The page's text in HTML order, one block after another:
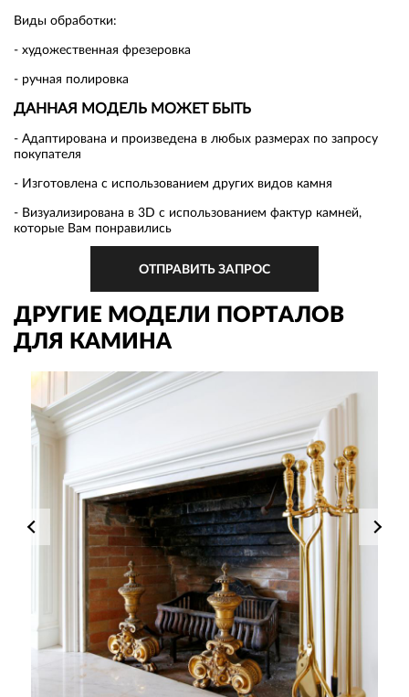
Виды обработки:
- художественная фрезеровка
- ручная полировка
ДАННАЯ МОДЕЛЬ МОЖЕТ БЫТЬ
- Адаптирована и произведена в любых размерах по запросу
покупателя
- Изготовлена с использованием других видов камня
- Визуализирована в 3D с использованием фактур камней,
которые Вам понравились
ОТПРАВИТЬ ЗАПРОС
ДРУГИЕ МОДЕЛИ ПОРТАЛОВ
ДЛЯ КАМИНА